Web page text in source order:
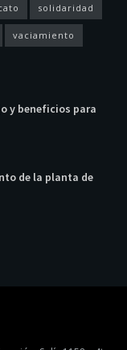
solidaridad
vaciamiento
y beneficios para
de la planta de